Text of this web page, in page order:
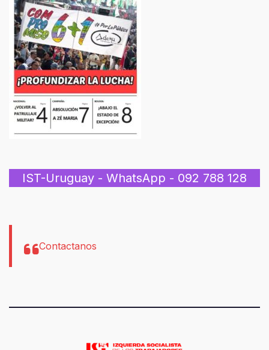
IST-Uruguay - WhatsApp - 092 788 128
Contactanos